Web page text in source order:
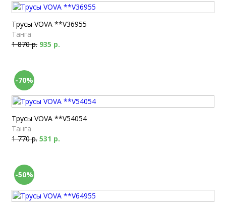
Трусы VOVA **V36955
Танга
1 870 р. 935 р.
-70%
Трусы VOVA **V54054
Танга
1 770 р. 531 р.
-50%